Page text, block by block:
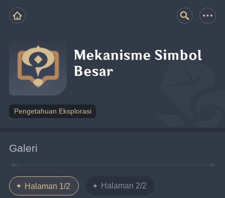
Mekanisme Simbol
Besar
Pengetahuan Eksplorasi
Galeri
Halaman 1/2 Halaman 2/2